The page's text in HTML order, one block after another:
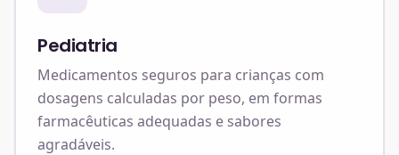
Pediatria
Medicamentos seguros para crianças com
dosagens calculadas por peso, em formas
farmacêuticas adequadas e sabores
agradáveis.